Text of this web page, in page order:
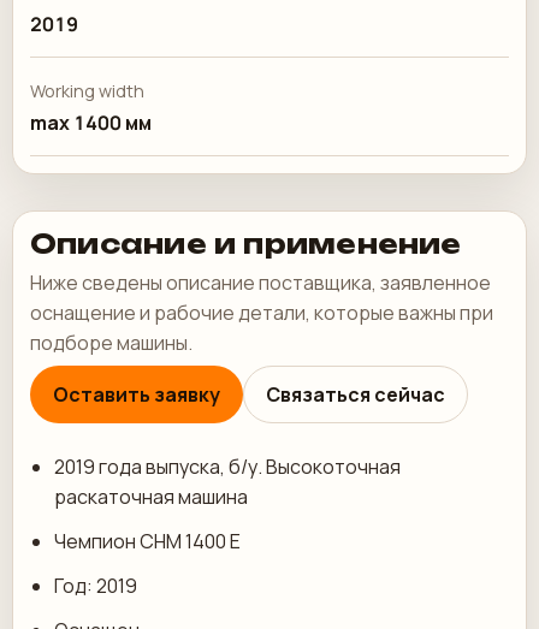
2019
Working width
max 1400 мм
Описание и применение
Ниже сведены описание поставщика, заявленное
оснащение и рабочие детали, которые важны при
подборе машины.
Оставить заявку
Связаться сейчас
2019 года выпуска, б/у. Высокоточная
раскаточная машина
Чемпион CHM 1400 E
Год: 2019